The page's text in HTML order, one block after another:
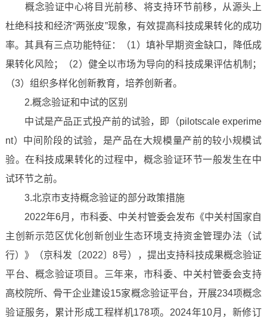
概念验证中心将目光前移、将支持环节前移，从源头上
杜绝科技和经济“两张皮”现象，有效提高科技成果转化的成功
率。其具有三点功能特征：（1）填补早期资金缺口，降低成
果转化风险；（2）健全以市场为导向的科技成果评估机制；
（3）组织多样化创新教育，培养创新者。
2.概念验证和中试的区别
中试是产品正式投产前的试验，即（pilotscale experime
nt）中间阶段的试验，是产品在大规模量产前的较小规模试
验。在科技成果转化的过程中，概念验证环节一般发生在中
试环节之前。
3.北京市支持概念验证的部分政策措施
2022年6月，市科委、中关村管委会发布《中关村国家自
主创新示范区优化创新创业生态环境支持资金管理办法（试
行）》（京科发〔2022〕8号），提出支持科技成果概念验证
平台、概念验证项目。三年来，市科委、中关村管委会支持
高校院所、骨干企业建设15家概念验证平台，开展234项概念
验证服务，累计形成工程样机178项。2024年10月，新修订